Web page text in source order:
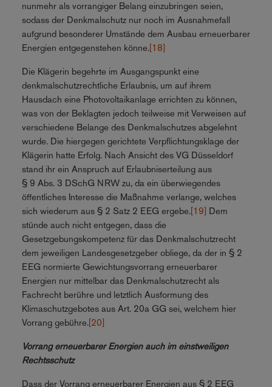
nunmehr als vorrangiger Belang einzubringen seien,
sodass der Denkmalschutz nur noch im Ausnahmefall
aufgrund besonderer Umstände dem Ausbau erneuerbarer
Energien entgegenstehen könne.[18]
Die Klägerin begehrte im Ausgangspunkt eine
denkmalschutzrechtliche Erlaubnis, um auf ihrem
Hausdach eine Photovoltaikanlage errichten zu können,
was von der Beklagten jedoch teilweise mit Verweisen auf
verschiedene Belange des Denkmalschutzes abgelehnt
wurde. Die hiergegen gerichtete Verpflichtungsklage der
Klägerin hatte Erfolg. Nach Ansicht des VG Düsseldorf
stand ihr ein Anspruch auf Erlaubniserteilung aus
§ 9 Abs. 3 DSchG NRW zu, da ein überwiegendes
öffentliches Interesse die Maßnahme verlange, welches
sich wiederum aus § 2 Satz 2 EEG ergebe.[19] Dem
stünde auch nicht entgegen, dass die
Gesetzgebungskompetenz für das Denkmalschutzrecht
dem jeweiligen Landesgesetzgeber obliege, da der in § 2
EEG normierte Gewichtungsvorrang erneuerbarer
Energien nur mittelbar das Denkmalschutzrecht als
Fachrecht berühre und letztlich Ausformung des
Klimaschutzgebotes aus Art. 20a GG sei, welchem hier
Vorrang gebühre.[20]
Vorrang erneuerbarer Energien auch im einstweiligen
Rechtsschutz
Dass der Vorrang erneuerbarer Energien aus § 2 EEG